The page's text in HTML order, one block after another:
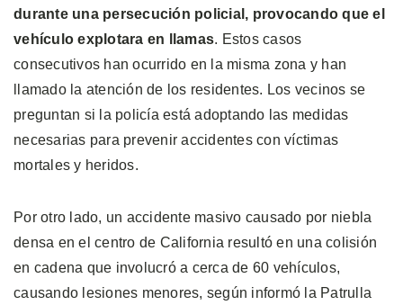
durante una persecución policial, provocando que el
vehículo explotara en llamas. Estos casos
consecutivos han ocurrido en la misma zona y han
llamado la atención de los residentes. Los vecinos se
preguntan si la policía está adoptando las medidas
necesarias para prevenir accidentes con víctimas
mortales y heridos.
Por otro lado, un accidente masivo causado por niebla
densa en el centro de California resultó en una colisión
en cadena que involucró a cerca de 60 vehículos,
causando lesiones menores, según informó la Patrulla